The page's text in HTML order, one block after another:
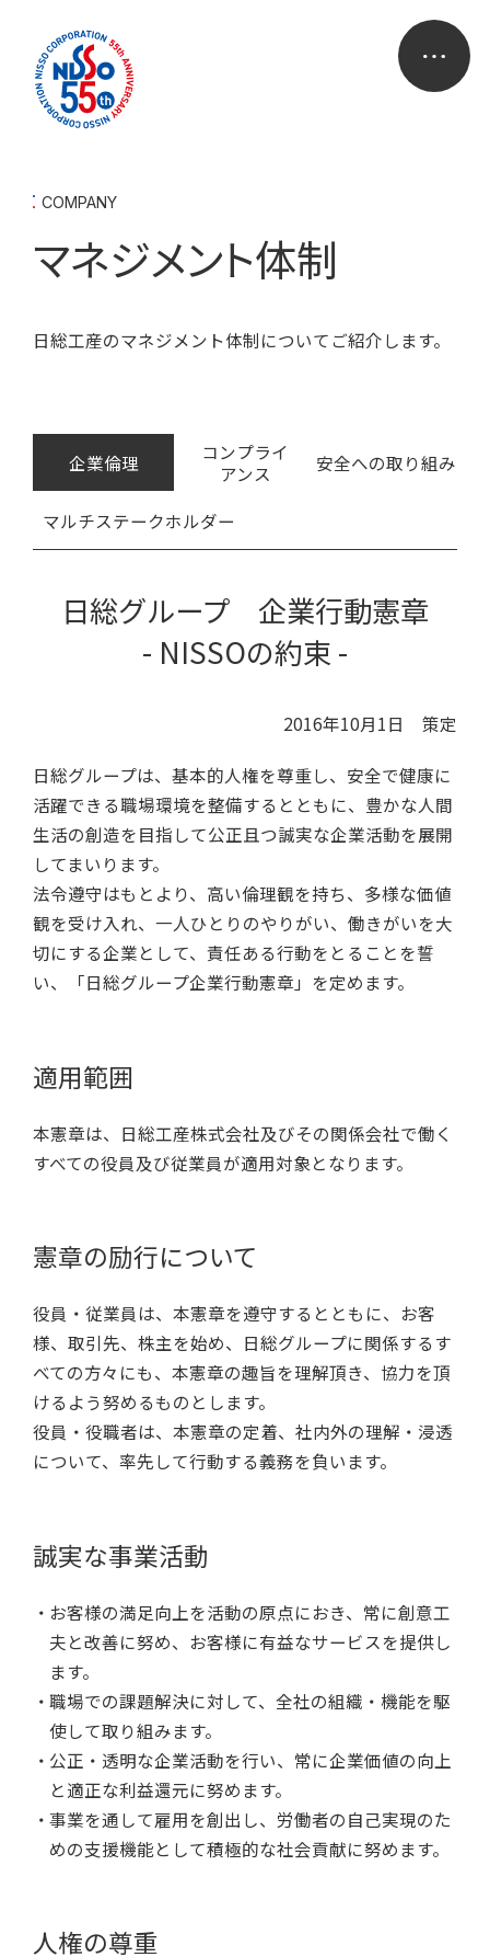
マネジメント体制
COMPANY
日総工産のマネジメント体制についてご紹介します。
企業倫理
コンプライ
アンス
安全への取り組み
マルチステークホルダー
日総グループ 企業行動憲章
- NISSOの約束 -
2016年10月1日 策定
日総グループは、基本的人権を尊重し、安全で健康に
活躍できる職場環境を整備するとともに、豊かな人間
生活の創造を目指して公正且つ誠実な企業活動を展開
してまいります。
法令遵守はもとより、高い倫理観を持ち、多様な価値
観を受け入れ、一人ひとりのやりがい、働きがいを大
切にする企業として、責任ある行動をとることを誓
い、「日総グループ企業行動憲章」を定めます。
適用範囲
本憲章は、日総工産株式会社及びその関係会社で働く
すべての役員及び従業員が適用対象となります。
憲章の励行について
役員・従業員は、本憲章を遵守するとともに、お客
様、取引先、株主を始め、日総グループに関係するす
べての方々にも、本憲章の趣旨を理解頂き、協力を頂
けるよう努めるものとします。
役員・役職者は、本憲章の定着、社内外の理解・浸透
について、率先して行動する義務を負います。
誠実な事業活動
お客様の満足向上を活動の原点におき、常に創意工
夫と改善に努め、お客様に有益なサービスを提供し
ます。
職場での課題解決に対して、全社の組織・機能を駆
使して取り組みます。
公正・透明な企業活動を行い、常に企業価値の向上
と適正な利益還元に努めます。
事業を通して雇用を創出し、労働者の自己実現のた
めの支援機能として積極的な社会貢献に努めます。
人権の尊重